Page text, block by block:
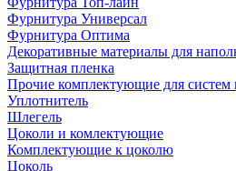
Фурнитура Универсал
Фурнитура Оптима
Декоративные материалы для
Защитная пленка
Прочие комплектующие для систем
Уплотнитель
Шлегель
Цоколи и комлектующие
Комплектующие к цоколю
Цоколь